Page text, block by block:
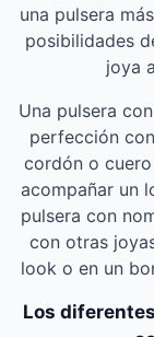
una pulsera
posibilidades
joya
Una pulsera
perfección
cordón o
acompañar un
pulsera con
con otras
look o en un
Los